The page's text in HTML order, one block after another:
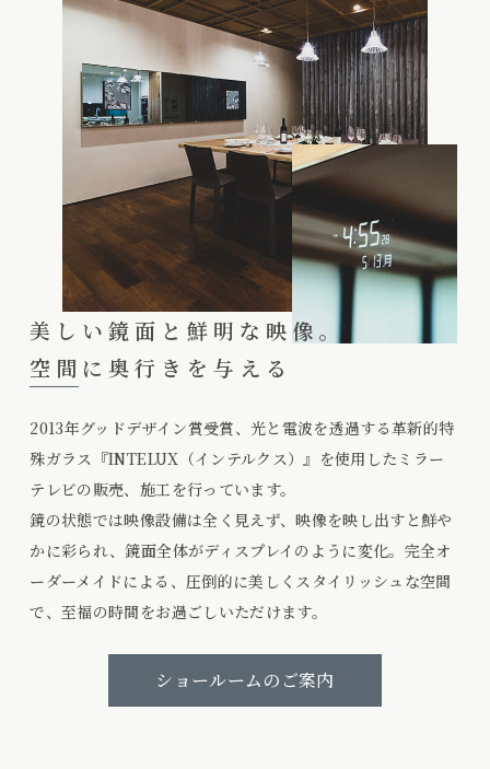
美しい鏡面と鮮明な映像。
空間に奥行きを与える
2013年グッドデザイン賞受賞、光と電波を透過する革新的特
殊ガラス『INTELUX（インテルクス）』を使用したミラー
テレビの販売、施工を行っています。
鏡の状態では映像設備は全く見えず、映像を映し出すと鮮や
かに彩られ、鏡面全体がディスプレイのように変化。完全オ
ーダーメイドによる、圧倒的に美しくスタイリッシュな空間
で、至福の時間をお過ごしいただけます。
ショールームのご案内